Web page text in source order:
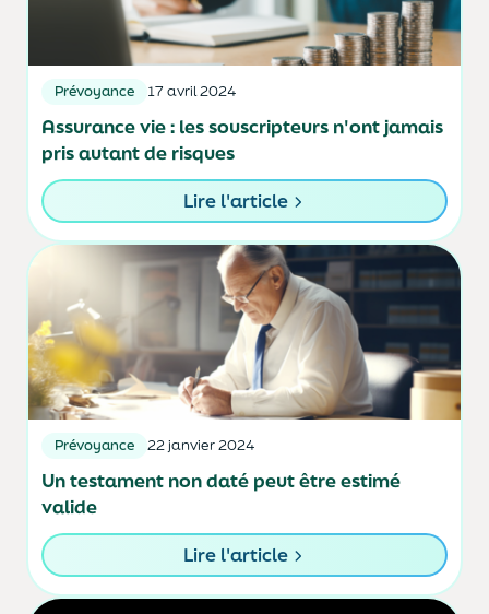
Prévoyance 17 avril 2024
Assurance vie : les souscripteurs n'ont jamais
pris autant de risques
Lire l'article
Prévoyance 22 janvier 2024
Un testament non daté peut être estimé
valide
Lire l'article